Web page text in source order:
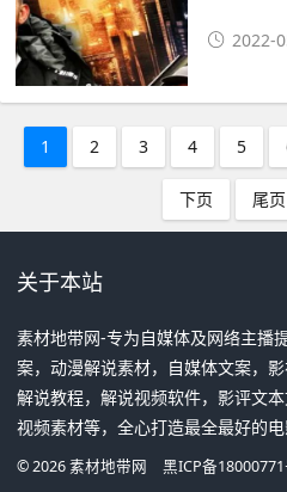
2022-
1 2 3 4 5
下页 尾页
关于本站
素材地带网-专为自媒体及网络主播
案，动漫解说素材，自媒体文案，
解说教程，解说视频软件，影评文
视频素材等，全心打造最全最好的电
©2026素材地带网 黑ICP备18000771